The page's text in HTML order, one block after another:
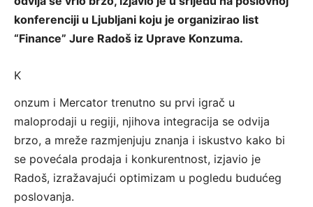
konferenciji u Ljubljani koju je organizirao list
“Finance” Jure Radoš iz Uprave Konzuma.
K
onzum i Mercator trenutno su prvi igrač u
maloprodaji u regiji, njihova integracija se odvija
brzo, a mreže razmjenjuju znanja i iskustvo kako bi
se povećala prodaja i konkurentnost, izjavio je
Radoš, izražavajući optimizam u pogledu budućeg
poslovanja.